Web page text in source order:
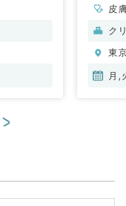
皮
ク
東
月,
>